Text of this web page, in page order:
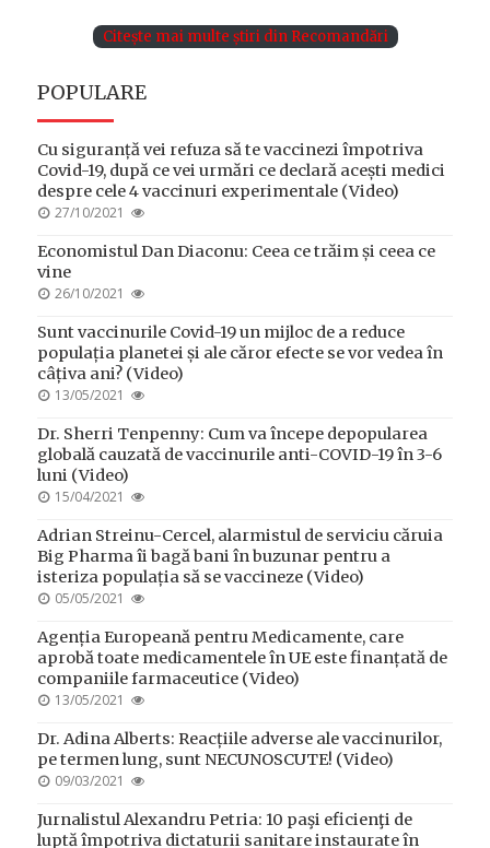
Citește mai multe știri din Recomandări
POPULARE
Cu siguranță vei refuza să te vaccinezi împotriva
Covid-19, după ce vei urmări ce declară acești medici
despre cele 4 vaccinuri experimentale (Video)
POSTED
27/10/2021
Economistul Dan Diaconu: Ceea ce trăim și ceea ce
vine
POSTED
26/10/2021
Sunt vaccinurile Covid-19 un mijloc de a reduce
populația planetei și ale căror efecte se vor vedea în
câțiva ani? (Video)
POSTED
13/05/2021
Dr. Sherri Tenpenny: Cum va începe depopularea
globală cauzată de vaccinurile anti-COVID-19 în 3-6
luni (Video)
POSTED
15/04/2021
Adrian Streinu-Cercel, alarmistul de serviciu căruia
Big Pharma îi bagă bani în buzunar pentru a
isteriza populația să se vaccineze (Video)
POSTED
05/05/2021
Agenția Europeană pentru Medicamente, care
aprobă toate medicamentele în UE este finanțată de
companiile farmaceutice (Video)
POSTED
13/05/2021
Dr. Adina Alberts: Reacțiile adverse ale vaccinurilor,
pe termen lung, sunt NECUNOSCUTE! (Video)
POSTED
09/03/2021
Jurnalistul Alexandru Petria: 10 paşi eficienţi de
luptă împotriva dictaturii sanitare instaurate în